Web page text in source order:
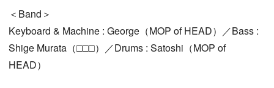
＜Band＞
Keyboard & Machine : George（MOP of HEAD）／Bass :
Shige Murata（□□□）／Drums : Satoshi（MOP of
HEAD）